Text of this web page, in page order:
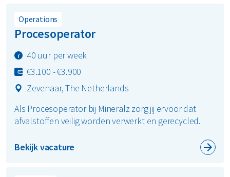
Operations
Procesoperator
40 uur per week
€3.100 - €3.900
Zevenaar, The Netherlands
Als Procesoperator bij Mineralz zorg jij ervoor dat
afvalstoffen veilig worden verwerkt en gerecycled.
Bekijk vacature